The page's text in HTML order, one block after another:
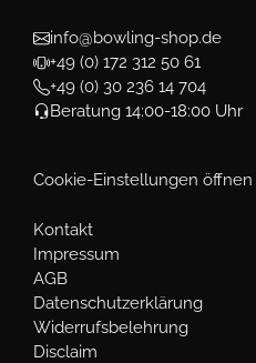
info@bowling-shop.de
+49 (0) 172 312 50 61
+49 (0) 30 236 14 704
Beratung 14:00-18:00 Uhr
Cookie-Einstellungen öffnen
Kontakt
Impressum
AGB
Datenschutzerklärung
Widerrufsbelehrung
Disclaim